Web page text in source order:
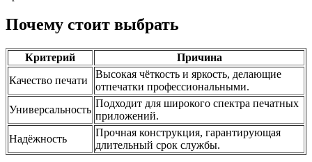
Почему стоит выбрать
Критерий
Причина
Качество печати
Высокая чёткость и яркость, делающие
отпечатки профессиональными.
Универсальность
Подходит для широкого спектра печатных
приложений.
Надёжность
Прочная конструкция, гарантирующая
длительный срок службы.